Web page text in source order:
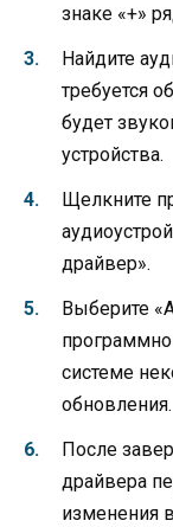
знаке «+»
Найдите
требуется
будет
устройства.
Щелкните
драйвер».
Выберите
системе
обновления.
После
драйвера
изменения